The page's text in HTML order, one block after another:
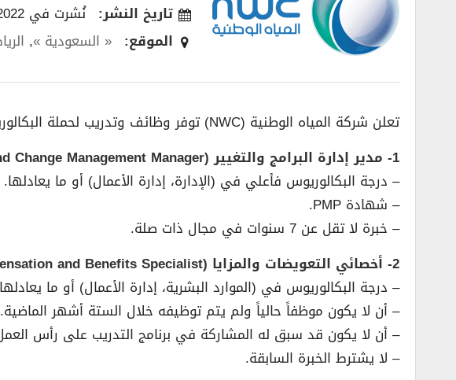
تاريخ النشر: نُشرت في 26/04/2022
الموقع: « السعودية »,
تعلن شركة المياه الوطنية (NWC) توفر وظائف وتدريب لحملة البكالوريوس، للعمل في مدينة الرياض وفق المسميات الوظيفية التالية:
1- مدير إدارة البرامج والتغيير (Program and Change Management Manager):
– درجة البكالوريوس فأعلي في (الإدارة، إدارة الأعمال) أو ما يعادلها.
– شهادة PMP.
– خبرة لا تقل عن 7 سنوات في مجال ذات صلة.
2- أخصائي التعويضات والمزايا (Compensation and Benefits Specialist) (تمهير):
– درجة البكالوريوس في (الموارد البشرية، إدارة الأعمال) أو ما
– أن لا يكون موظفاً حالياً ولم يتم توظيفه خلال الستة أشهر الماضية.
– أن لا يكون قد سبق له المشاركة في برنامج التدريب على رأس
– لا يشترط الخبرة السابقة.